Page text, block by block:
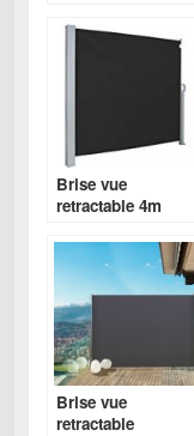
Brise vue
retractable 4m
Brise vue
retractable